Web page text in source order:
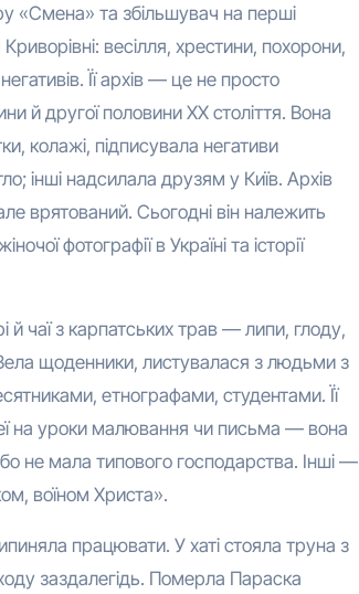
«Смена» та збільшувач на перші
весілля, хрестини, похорони,
Її архів — це не просто
й другої половини ХХ століття. Вона
колажі, підписувала негативи
інші надсилала друзям у Київ. Архів
врятований. Сьогодні він належить
фотографії в Україні та історії
й чаї з карпатських трав — липи, глоду,
щоденники, листувалася з людьми з
етнографами, студентами. Її
на уроки малювання чи письма — вона
не мала типового господарства. Інші —
воїном Христа».
працювати. У хаті стояла труна з
заздалегідь. Померла Параска